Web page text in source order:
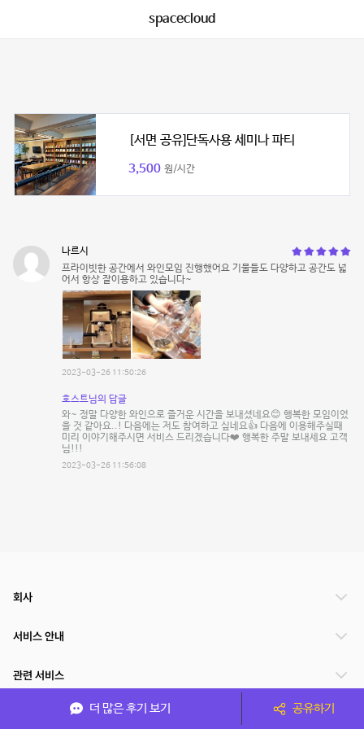
spacecloud
[서면 공유]단독사용 세미나 파티
3,500 원/시간
나르시
프라이빗한 공간에서 와인모임 진행했어요 기물들도 다양하고 공간도 넓
어서 항상 잘이용하고 있습니다~
2023-03-26 11:50:26
호스트님의 답글
와~ 정말 다양한 와인으로 즐거운 시간을 보내셨네요😊 행복한 모임이었
을 것 같아요..! 다음에는 저도 참여하고 싶네요👍 다음에 이용해주실때
미리 이야기해주시면 서비스 드리겠습니다❤️ 행복한 주말 보내세요 고객
님!!!
2023-03-26 11:56:08
더 많은 후기 보기 공유하기
회사
서비스 안내
관련 서비스